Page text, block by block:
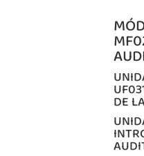
DE